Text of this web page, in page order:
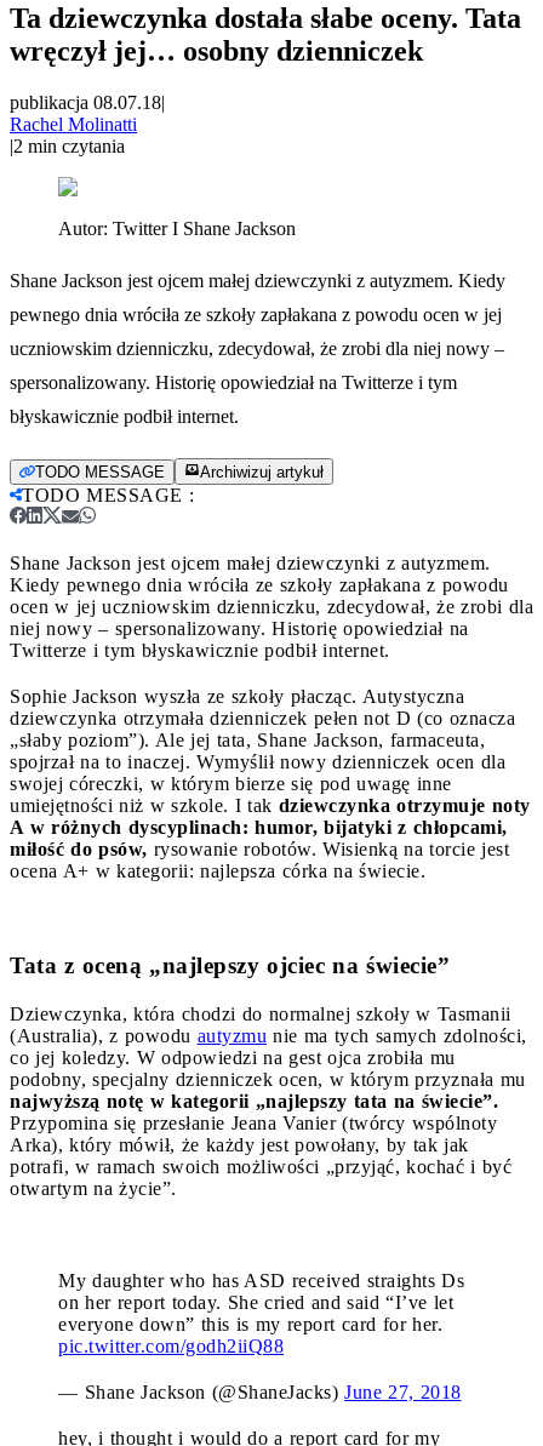
Ta dziewczynka dostała słabe oceny. Tata
wręczył jej… osobny dzienniczek
publikacja 08.07.18|
Rachel Molinatti
|2 min czytania
Autor: Twitter I Shane Jackson
Shane Jackson jest ojcem małej dziewczynki z autyzmem. Kiedy
pewnego dnia wróciła ze szkoły zapłakana z powodu ocen w jej
uczniowskim dzienniczku, zdecydował, że zrobi dla niej nowy –
spersonalizowany. Historię opowiedział na Twitterze i tym
błyskawicznie podbił internet.
TODO MESSAGE Archiwizuj artykuł
TODO MESSAGE :
Shane Jackson jest ojcem małej dziewczynki z autyzmem.
Kiedy pewnego dnia wróciła ze szkoły zapłakana z powodu
ocen w jej uczniowskim dzienniczku, zdecydował, że zrobi dla
niej nowy – spersonalizowany. Historię opowiedział na
Twitterze i tym błyskawicznie podbił internet.
Sophie Jackson wyszła ze szkoły płacząc. Autystyczna
dziewczynka otrzymała dzienniczek pełen not D (co oznacza
„słaby poziom”). Ale jej tata, Shane Jackson, farmaceuta,
spojrzał na to inaczej. Wymyślił nowy dzienniczek ocen dla
swojej córeczki, w którym bierze się pod uwagę inne
umiejętności niż w szkole. I tak dziewczynka otrzymuje noty
A w różnych dyscyplinach: humor, bijatyki z chłopcami,
miłość do psów, rysowanie robotów. Wisienką na torcie jest
ocena A+ w kategorii: najlepsza córka na świecie.
Tata z oceną „najlepszy ojciec na świecie”
Dziewczynka, która chodzi do normalnej szkoły w Tasmanii
(Australia), z powodu autyzmu nie ma tych samych zdolności,
co jej koledzy. W odpowiedzi na gest ojca zrobiła mu
podobny, specjalny dzienniczek ocen, w którym przyznała mu
najwyższą notę w kategorii „najlepszy tata na świecie”.
Przypomina się przesłanie Jeana Vanier (twórcy wspólnoty
Arka), który mówił, że każdy jest powołany, by tak jak
potrafi, w ramach swoich możliwości „przyjąć, kochać i być
otwartym na życie”.
My daughter who has ASD received straights Ds
on her report today. She cried and said “I’ve let
everyone down” this is my report card for her.
pic.twitter.com/godh2iiQ88
— Shane Jackson (@ShaneJacks) June 27, 2018
hey, i thought i would do a report card for my